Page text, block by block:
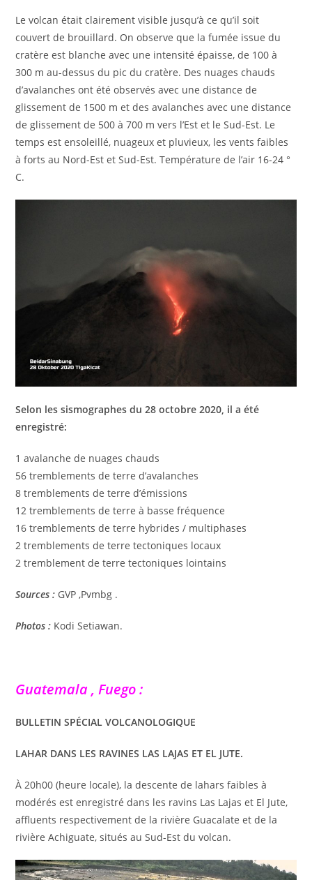
Le volcan était clairement visible jusqu’à ce qu’il soit
couvert de brouillard. On observe que la fumée issue du
cratère est blanche avec une intensité épaisse, de 100 à
300 m au-dessus du pic du cratère. Des nuages ​​chauds
d’avalanches ont été observés avec une distance de
glissement de 1500 m et des avalanches avec une distance
de glissement de 500 à 700 m vers l’Est et le Sud-Est. Le
temps est ensoleillé, nuageux et pluvieux, les vents faibles
à forts au Nord-Est et Sud-Est. Température de l’air 16-24 °
C.
Selon les sismographes du 28 octobre 2020, il a été
enregistré:
1 avalanche de nuages ​​chauds
56 tremblements de terre d’avalanches
8 tremblements de terre d’émissions
12 tremblements de terre à basse fréquence
16 tremblements de terre hybrides / multiphases
2 tremblements de terre tectoniques locaux
2 tremblement de terre tectoniques lointains
Sources : GVP ,Pvmbg .
Photos : Kodi Setiawan.
Guatemala , Fuego :
BULLETIN SPÉCIAL VOLCANOLOGIQUE
LAHAR DANS LES RAVINES LAS LAJAS ET EL JUTE.
À 20h00 (heure locale), la descente de lahars faibles à
modérés est enregistré dans les ravins Las Lajas et El Jute,
affluents respectivement de la rivière Guacalate et de la
rivière Achiguate, situés au Sud-Est du volcan.